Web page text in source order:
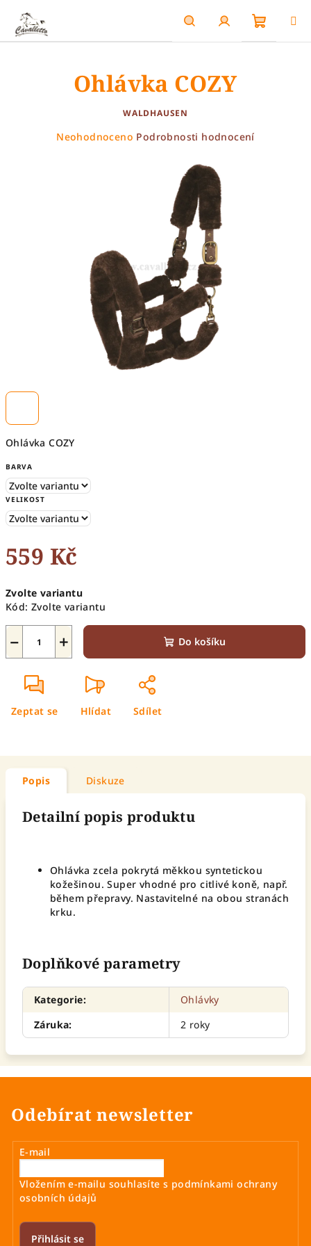
obsah
HledatPřihlášení
Ohlávka COZY
BARVA
VELIKOST
559 Kč
cena:
Zvolte variantu
Kód: Zvolte variantu
+
− Do košíku
Zeptat se Hlídat Sdílet
Ohlávka COZY
WALDHAUSEN
Průměrné
Neohodnoceno Podrobnosti hodnocení
Popis Diskuze
Detailní popis produktu
Ohlávka zcela pokrytá měkkou syntetickou
kožešinou. Super vhodné pro citlivé koně, např.
během přepravy. Nastavitelné na obou stranách
krku.
Doplňkové parametry
Kategorie:
Ohlávky
Záruka: 2 roky
Odebírat newsletter
E-mail
Vložením e-mailu souhlasíte s podmínkami ochrany
osobních údajů
Přihlásit se